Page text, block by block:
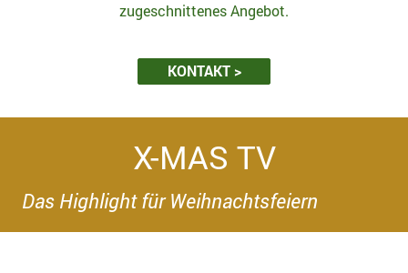
zugeschnittenes Angebot.
KONTAKT >
X-MAS TV
Das Highlight für Weihnachtsfeiern